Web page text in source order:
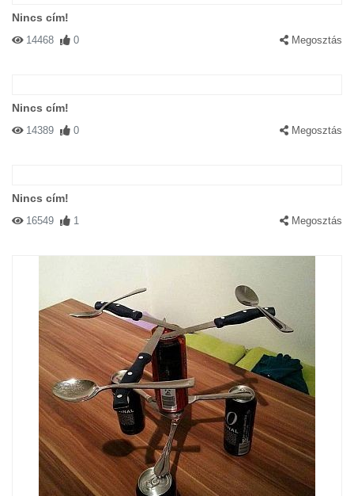
Nincs cím!
14468 0 Megosztás
Nincs cím!
14389 0 Megosztás
Nincs cím!
16549 1 Megosztás